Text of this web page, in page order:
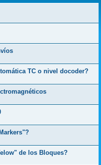
TC o nivel docoder?
de los Bloques?